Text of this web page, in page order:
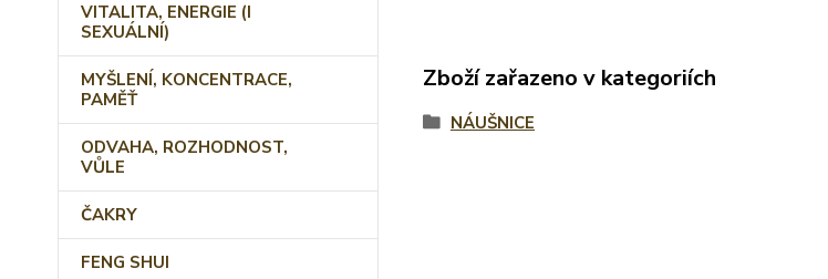
VITALITA, ENERGIE (I
SEXUÁLNÍ)
MYŠLENÍ, KONCENTRACE,
PAMĚŤ
ODVAHA, ROZHODNOST,
VŮLE
ČAKRY
FENG SHUI
Zboží zařazeno v kategoriích
NÁUŠNICE